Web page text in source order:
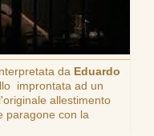
da Eduardo
improntata ad un
allestimento
paragone con la